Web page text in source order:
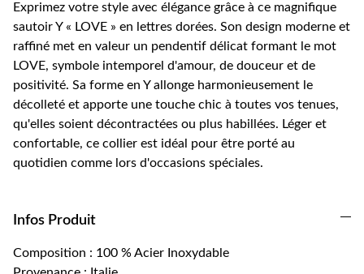
Exprimez votre style avec élégance grâce à ce magnifique
sautoir Y « LOVE » en lettres dorées. Son design moderne et
raffiné met en valeur un pendentif délicat formant le mot
LOVE, symbole intemporel d'amour, de douceur et de
positivité. Sa forme en Y allonge harmonieusement le
décolleté et apporte une touche chic à toutes vos tenues,
qu'elles soient décontractées ou plus habillées. Léger et
confortable, ce collier est idéal pour être porté au
quotidien comme lors d'occasions spéciales.
Infos Produit
Composition : 100 % Acier Inoxydable